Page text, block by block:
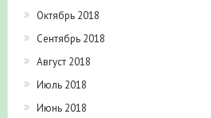
Октябрь 2018
Сентябрь 2018
Август 2018
Июль 2018
Июнь 2018